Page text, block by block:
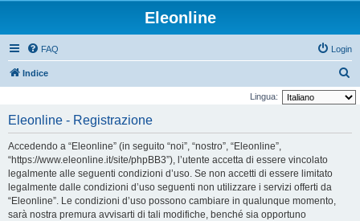
Eleonline
FAQ Login
Indice
e
Lingua:
Eleonline - Registrazione
Accedendo a “Eleonline” (in seguito “noi”, “nostro”, “Eleonline”,
“https://www.eleonline.it/site/phpBB3”), l’utente accetta di essere vincolato
legalmente alle seguenti condizioni d’uso. Se non accetti di essere limitato
legalmente dalle condizioni d’uso seguenti non utilizzare i servizi offerti da
“Eleonline”. Le condizioni d’uso possono cambiare in qualunque momento,
sarà nostra premura avvisarti di tali modifiche, benché sia opportuno